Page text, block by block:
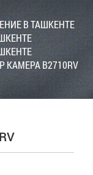
В ТАШКЕНТЕ
КАМЕРА B2710RV